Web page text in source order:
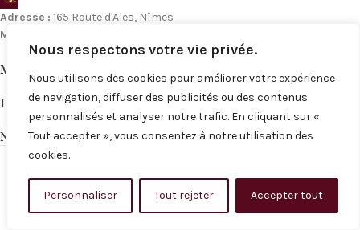
Nous respectons votre vie privée.
Nous utilisons des cookies pour améliorer votre expérience
de navigation, diffuser des publicités ou des contenus
personnalisés et analyser notre trafic. En cliquant sur «
Tout accepter », vous consentez à notre utilisation des
cookies.
Personnaliser Tout rejeter Accepter tout
Adresse : 165 Route d'Ales, Nîmes
Mail :
MENU
LIENS UTILES
NOS RÉSEAUX
© 2026